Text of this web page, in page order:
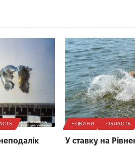
НОВИНИ ОБЛАСТЬ
У ставку на